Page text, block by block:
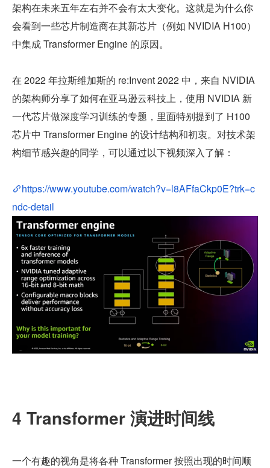
架构在未来五年左右并不会有太大变化。这就是为什么你
会看到一些芯片制造商在其新芯片（例如 NVIDIA H100）
中集成 Transformer Engine 的原因。
在 2022 年拉斯维加斯的 re:Invent 2022 中，来自 NVIDIA
的架构师分享了如何在亚马逊云科技上，使用 NVIDIA 新
一代芯片做深度学习训练的专题，里面特别提到了 H100
芯片中 Transformer Engine 的设计结构和初衷。对技术架
构细节感兴趣的同学，可以通过以下视频深入了解：
https://www.youtube.com/watch?v=l8AFfaCkp0E?trk=c
ndc-detail
4 Transformer 演进时间线
一个有趣的视角是将各种 Transformer 按照出现的时间顺